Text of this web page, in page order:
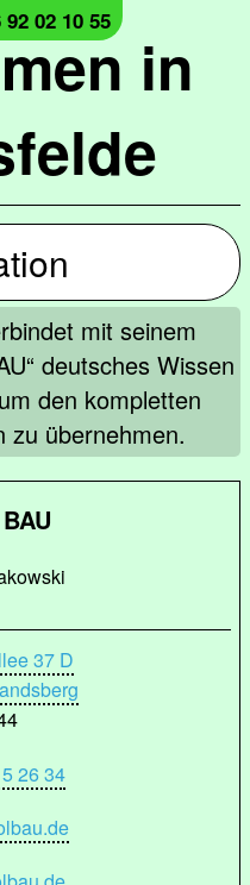
in
02 10 55
mit seinem
deutsches Wissen
den kompletten
zu übernehmen.
37 D
26 34